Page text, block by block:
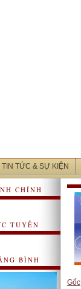
TIN TỨC & SỰ KIỆN
CHÍNH
TUYẾN
BÌNH
Gốc